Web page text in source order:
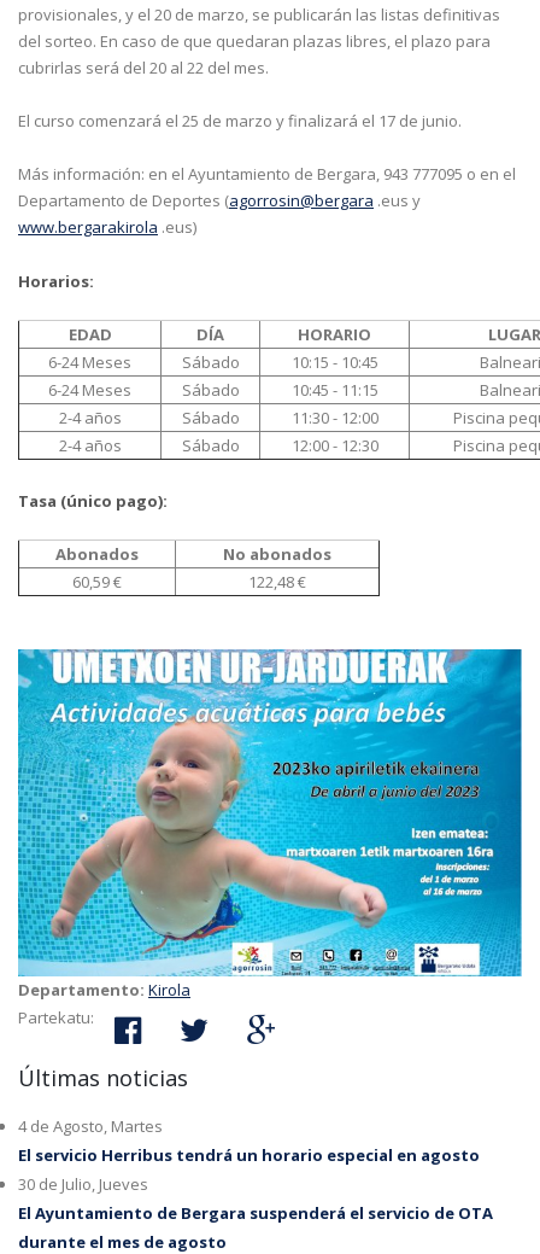
provisionales, y el 20 de marzo, se publicarán las listas definitivas
del sorteo. En caso de que quedaran plazas libres, el plazo para
cubrirlas será del 20 al 22 del mes.
El curso comenzará el 25 de marzo y finalizará el 17 de junio.
Más información: en el Ayuntamiento de Bergara, 943 777095 o en el
Departamento de Deportes (agorrosin@bergara .eus y
www.bergarakirola .eus)
Horarios:
EDAD DÍA HORARIO
LUGAR
6-24 Meses
Sábado 10:15 - 10:45
6-24 Meses
Sábado 10:45 - 11:15
2-4 años
Sábado 11:30 - 12:00
Piscina
2-4 años
Sábado 12:00 - 12:30 Piscina
Tasa (único pago):
Abonados
No abonados
60,59 €
122,48 €
Departamento: Kirola
Partekatu:
Últimas noticias
4 de Agosto, Martes
El servicio Herribus tendrá un horario especial en agosto
30 de Julio, Jueves
El Ayuntamiento de Bergara suspenderá el servicio de OTA
durante el mes de agosto